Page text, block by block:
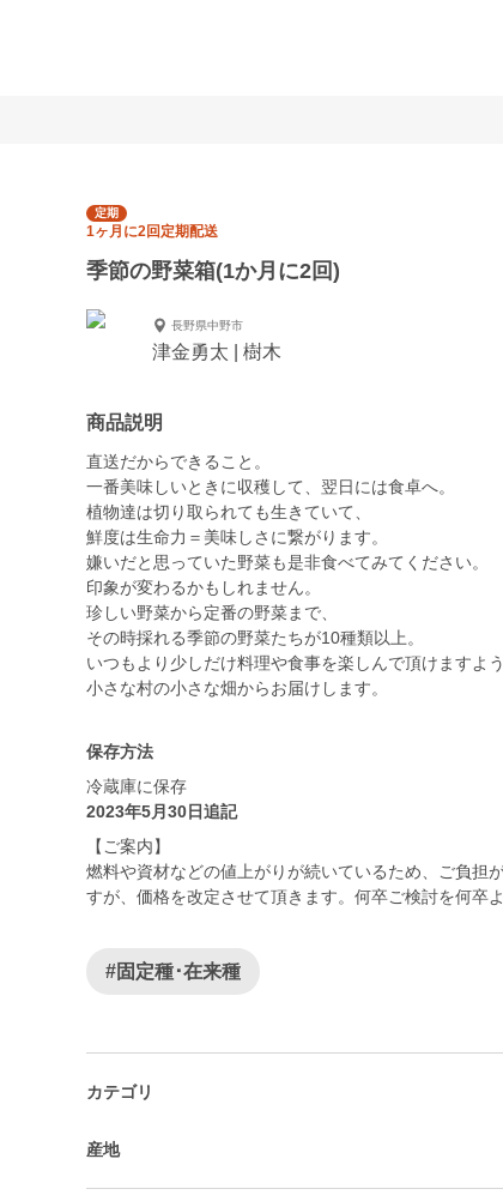
定期
1ヶ月に2回定期配送
季節の野菜箱(1か月に2回)
長野県中野市
津金勇太 | 樹木
商品説明
直送だからできること。
一番美味しいときに収穫して、翌日には食卓へ。
植物達は切り取られても生きていて、
鮮度は生命力＝美味しさに繋がります。
嫌いだと思っていた野菜も是非食べてみてください。
印象が変わるかもしれません。
珍しい野菜から定番の野菜まで、
その時採れる季節の野菜たちが10種類以上。
いつもより少しだけ料理や食事を楽しんで頂けますよう
​小さな村の小さな畑からお届けします。
保存方法
冷蔵庫に保存
2023年5月30日追記
【ご案内】
燃料や資材などの値上がりが続いているため、ご負担
すが、価格を改定させて頂きます。何卒ご検討を何卒
#固定種･在来種
カテゴリ
産地